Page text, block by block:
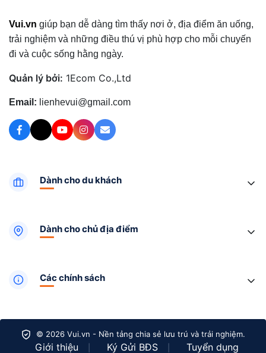
Vui.vn giúp bạn dễ dàng tìm thấy nơi ở, địa điểm ăn uống,
trải nghiệm và những điều thú vị phù hợp cho mỗi chuyến
đi và cuộc sống hằng ngày.
Quản lý bởi: 1Ecom Co.,Ltd
Email: lienhevui@gmail.com
Dành cho du khách
Dành cho chủ địa điểm
Các chính sách
© 2026 Vui.vn - Nền tảng chia sẻ lưu trú và trải nghiệm.
Giới thiệu Ký Gửi BĐS Tuyển dụng